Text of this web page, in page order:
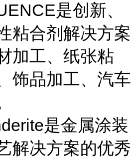
是创新、
粘合剂解决方案
加工、纸张粘
饰品加工、汽车
是金属涂装
解决方案的优秀